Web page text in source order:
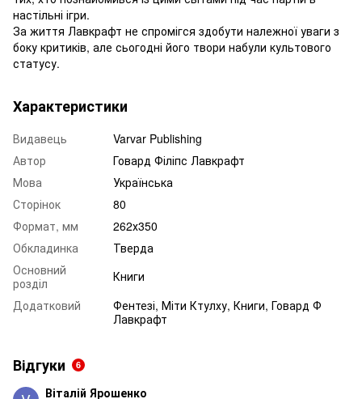
настільні ігри.
За життя Лавкрафт не спромігся здобути належної уваги з
боку критиків, але сьогодні його твори набули культового
статусу.
Характеристики
Видавець
Varvar Publishing
Автор
Говард Філіпс Лавкрафт
Мова
Українська
Сторінок
80
Формат, мм
262х350
Обкладинка
Тверда
Основний
розділ
Книги
Додатковий
Фентезі, Міти Ктулху, Книги, Говард Ф
Лавкрафт
Відгуки 6
Віталій Ярошенко